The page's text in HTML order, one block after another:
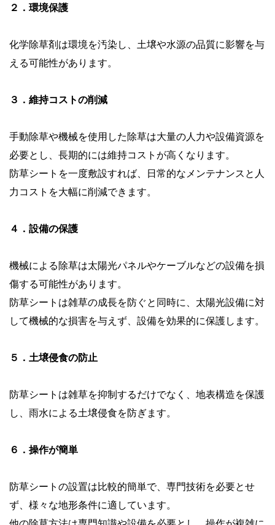
２．環境保護
化学除草剤は環境を汚染し、土壌や水源の品質に影響を与
える可能性があります。
３．維持コストの削減
手動除草や機械を使用した除草は大量の人力や設備資源を
必要とし、長期的には維持コストが高くなります。
防草シートを一度敷設すれば、日常的なメンテナンスと人
力コストを大幅に削減できます。
４．設備の保護
機械による除草は太陽光パネルやケーブルなどの設備を損
傷する可能性があります。
防草シートは雑草の成長を防ぐと同時に、太陽光設備に対
して機械的な損害を与えず、設備を効果的に保護します。
５．土壌侵食の防止
防草シートは雑草を抑制するだけでなく、地表構造を保護
し、雨水による土壌侵食を防ぎます。
６．操作が簡単
防草シートの設置は比較的簡単で、専門技術を必要とせ
ず、様々な地形条件に適しています。